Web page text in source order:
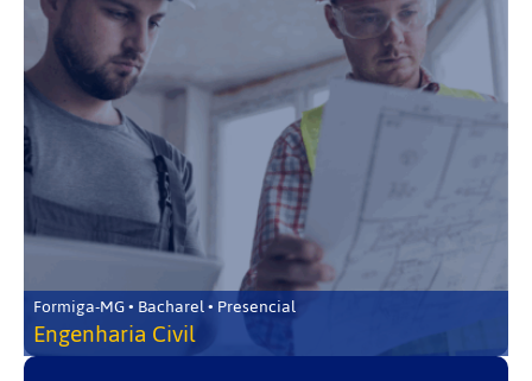
Formiga-MG • Bacharel • Presencial
Engenharia Civil